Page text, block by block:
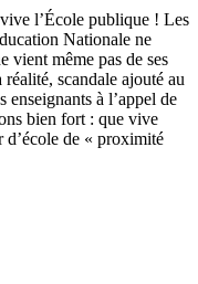
l’École publique ! Les
Nationale ne
vient même pas de ses
réalité, scandale ajouté au
à l’appel de
bien fort : que vive
d’école de « proximité